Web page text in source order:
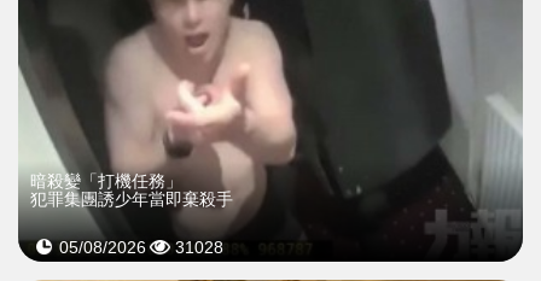
暗殺變「打機任務」
犯罪集團誘少年當即棄殺手
05/08/2026 31028